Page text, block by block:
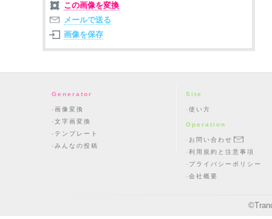
この画像を変換
メールで送る
画像を保存
Generator
画像変換
文字画変換
テンプレート
みんなの投稿
Site
使い方
Operation
お問い合わせ
利用規約と注意事項
プライバシーポリシー
会社概要
©